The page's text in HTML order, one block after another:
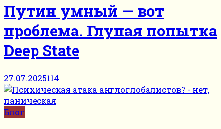
Путин умный — вот
проблема. Глупая попытка
Deep State
27.07.2025114
Блог